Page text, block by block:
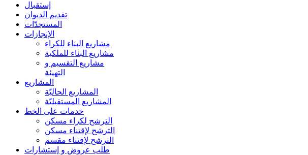
إستقبال
تقديم الديوان
المستجدّات
الإنجازات
مشاريع البناء للكراء
مشاريع البناء للملكية
مشاريع التقسيم و
التهيئة
المشاريع
المشاريع الحاليّة
المشاريع المستقبليّة
خدمات على الخط
الترشح لكراء مسكن
الترشح لإقتناء مسكن
الترشح لإقتناء مقسم
طلب عروض و إستشارات